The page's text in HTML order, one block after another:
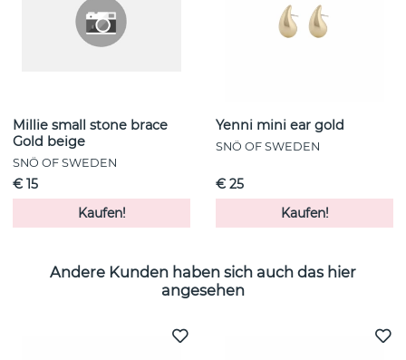
Millie small stone brace
Gold beige
SNÖ OF SWEDEN
€ 15
Kaufen!
Yenni mini ear gold
SNÖ OF SWEDEN
€ 25
Kaufen!
Andere Kunden haben sich auch das hier
angesehen